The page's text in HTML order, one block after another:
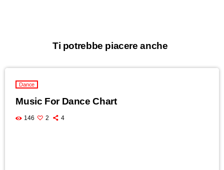
Ti potrebbe piacere anche
Dance
Music For Dance Chart
146 2 4